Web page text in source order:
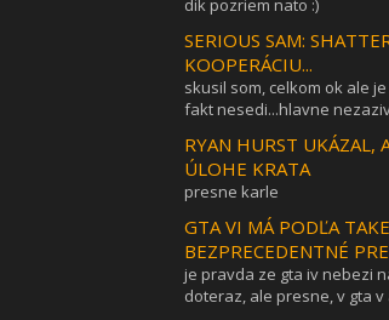
dik pozriem nato :)
SERIOUS SAM:
KOOPERÁCIU...
skusil som, celkom ok ale
fakt nesedi...hlavne
RYAN HURST UKÁZAL,
ÚLOHE KRATA
presne karle
GTA VI MÁ PODĽA
BEZPRECEDENTNÉ
je pravda ze gta iv nebezi
doteraz, ale presne, v gta v